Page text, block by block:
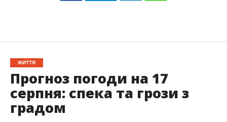
ЖИТТЯ
Прогноз погоди на 17
серпня: спека та грози з
градом